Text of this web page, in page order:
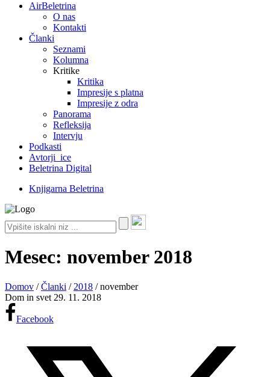
AirBeletrina
O nas
Kontakti
Članki
Seznami
Kolumna
Kritike
Kritika
Impresije s platna
Impresije z odra
Panorama
Refleksija
Intervju
Podkasti
Avtorji_ice
Beletrina Digital
Knjigarna Beletrina
Mesec: november 2018
Domov /Članki / 2018 /november
Dom in svet 29. 11. 2018
Facebook